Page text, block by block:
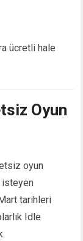
ücretli hale
Oyun
oyun
isteyen
tarihleri
Idle